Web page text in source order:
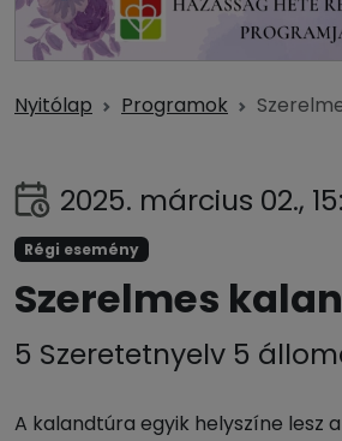
Nyitólap Programok
2025. március 02.,
Régi esemény
Szerelmes
5 Szeretetnyelv 5
A kalandtúra egyik helyszíne lesz